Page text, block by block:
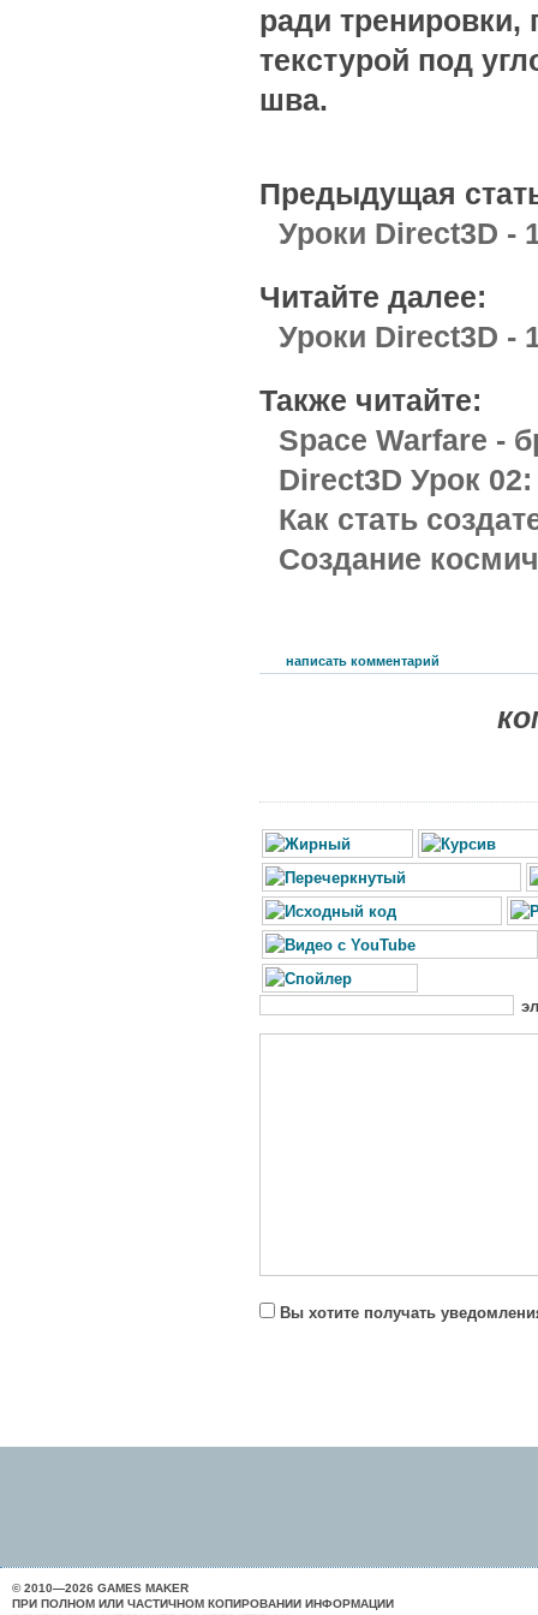
ради тренировки,
текстурой под
шва.
Предыдущая
Уроки Direct3D -
Читайте далее:
Уроки Direct3D -
Также читайте:
Space Warfare -
Direct3D Урок
Как стать
Создание
написать комментарий
Вы хотите получать
© 2010—2026 GAMES MAKER
ПРИ ПОЛНОМ ИЛИ ЧАСТИЧНОМ КОПИРОВАНИИ ИНФОРМАЦИИ